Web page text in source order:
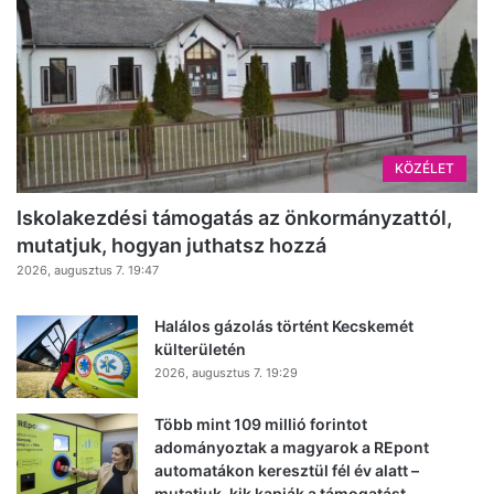
KÖZÉLET
Iskolakezdési támogatás az önkormányzattól,
mutatjuk, hogyan juthatsz hozzá
2026, augusztus 7. 19:47
Halálos gázolás történt Kecskemét
külterületén
2026, augusztus 7. 19:29
Több mint 109 millió forintot
adományoztak a magyarok a REpont
automatákon keresztül fél év alatt –